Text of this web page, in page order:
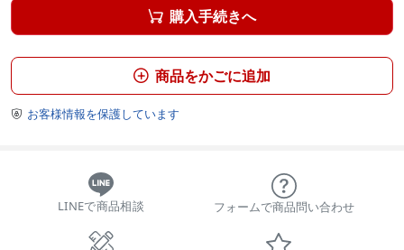
 購入手続きへ
 商品をかごに追加
 お客様情報を保護しています
LINEで商品相談 フォームで商品問い合わせ